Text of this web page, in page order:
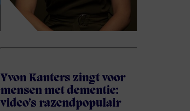
Yvon Kanters zingt voor
mensen met dementie:
video’s razendpopulair